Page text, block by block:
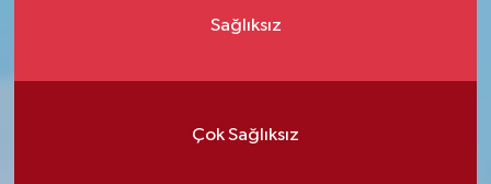
Sağlıksız
Çok Sağlıksız